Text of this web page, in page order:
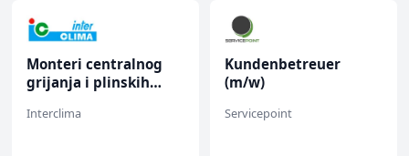
Monteri centralnog
grijanja i plinskih
Interclima
Kundenbetreuer
(m/w)
Servicepoint